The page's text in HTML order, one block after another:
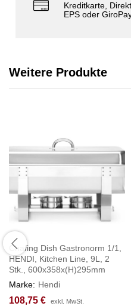
Kreditkarte,
EPS oder
Weitere Produkte
Chafing Dish Gastronorm 1/1,
HENDI, Kitchen Line, 9L, 2
Stk., 600x358x(H)295mm
Marke: Hendi
108,75 € exkl. MwSt.